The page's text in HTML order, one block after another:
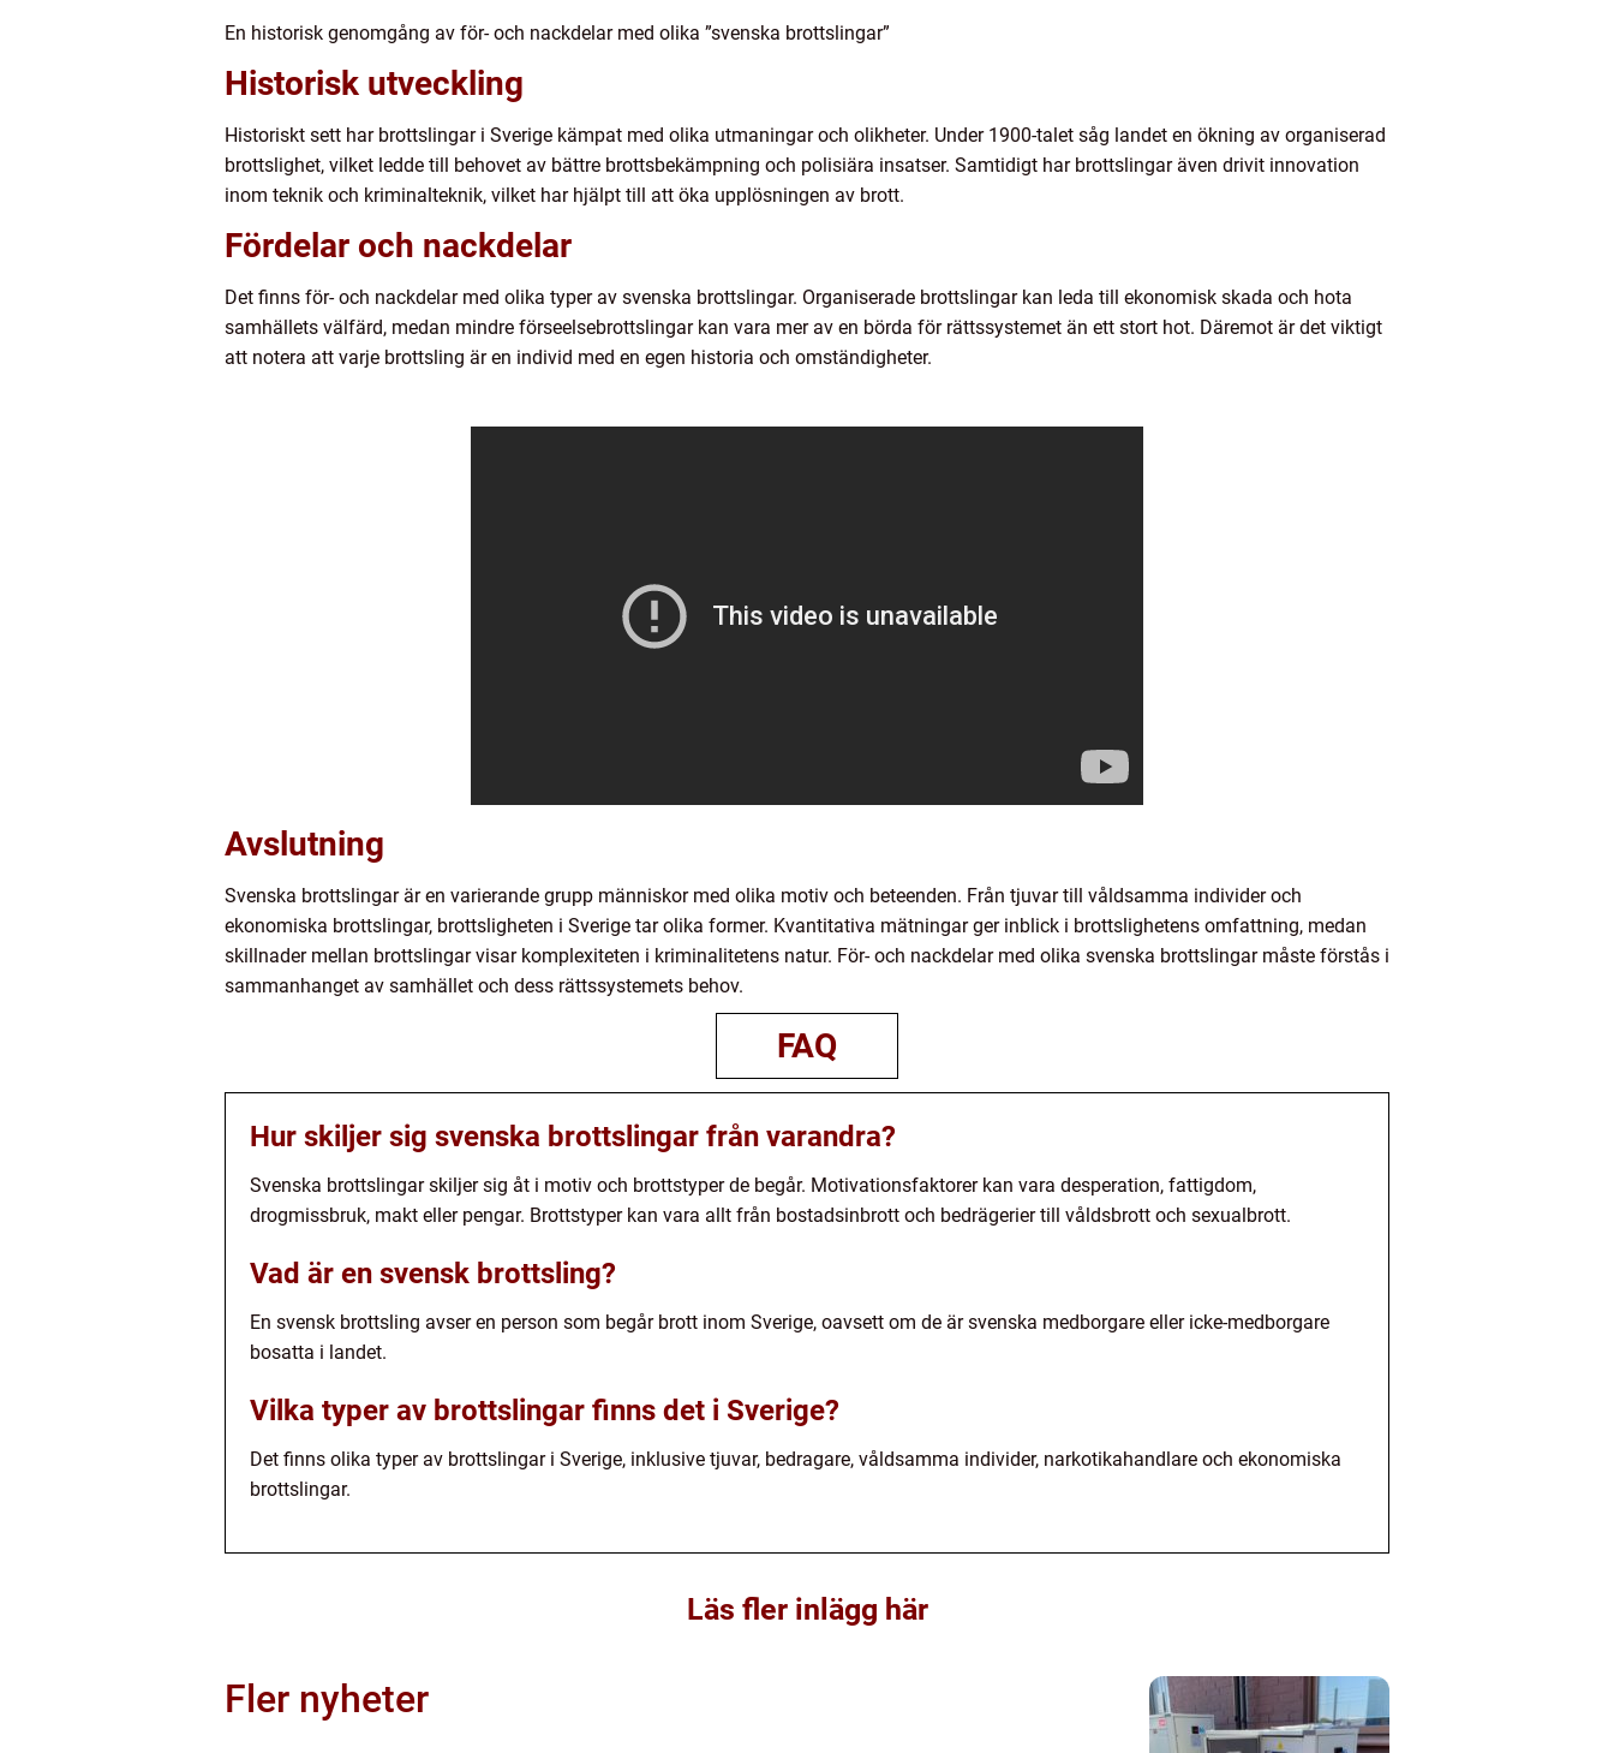
En historisk genomgång av för- och nackdelar med olika ”svenska brottslingar”
Historisk utveckling
Historiskt sett har brottslingar i Sverige kämpat med olika utmaningar och olikheter. Under 1900-talet såg landet en ökning av organiserad
brottslighet, vilket ledde till behovet av bättre brottsbekämpning och polisiära insatser. Samtidigt har brottslingar även drivit innovation
inom teknik och kriminalteknik, vilket har hjälpt till att öka upplösningen av brott.
Fördelar och nackdelar
Det finns för- och nackdelar med olika typer av svenska brottslingar. Organiserade brottslingar kan leda till ekonomisk skada och hota
samhällets välfärd, medan mindre förseelsebrottslingar kan vara mer av en börda för rättssystemet än ett stort hot. Däremot är det viktigt
att notera att varje brottsling är en individ med en egen historia och omständigheter.
Avslutning
Svenska brottslingar är en varierande grupp människor med olika motiv och beteenden. Från tjuvar till våldsamma individer och
ekonomiska brottslingar, brottsligheten i Sverige tar olika former. Kvantitativa mätningar ger inblick i brottslighetens omfattning, medan
skillnader mellan brottslingar visar komplexiteten i kriminalitetens natur. För- och nackdelar med olika svenska brottslingar måste förstås i
sammanhanget av samhället och dess rättssystemets behov.
FAQ
Hur skiljer sig svenska brottslingar från varandra?
Svenska brottslingar skiljer sig åt i motiv och brottstyper de begår. Motivationsfaktorer kan vara desperation, fattigdom,
drogmissbruk, makt eller pengar. Brottstyper kan vara allt från bostadsinbrott och bedrägerier till våldsbrott och sexualbrott.
Vad är en svensk brottsling?
En svensk brottsling avser en person som begår brott inom Sverige, oavsett om de är svenska medborgare eller icke-medborgare
bosatta i landet.
Vilka typer av brottslingar finns det i Sverige?
Det finns olika typer av brottslingar i Sverige, inklusive tjuvar, bedragare, våldsamma individer, narkotikahandlare och ekonomiska
brottslingar.
Läs fler inlägg här
Fler nyheter